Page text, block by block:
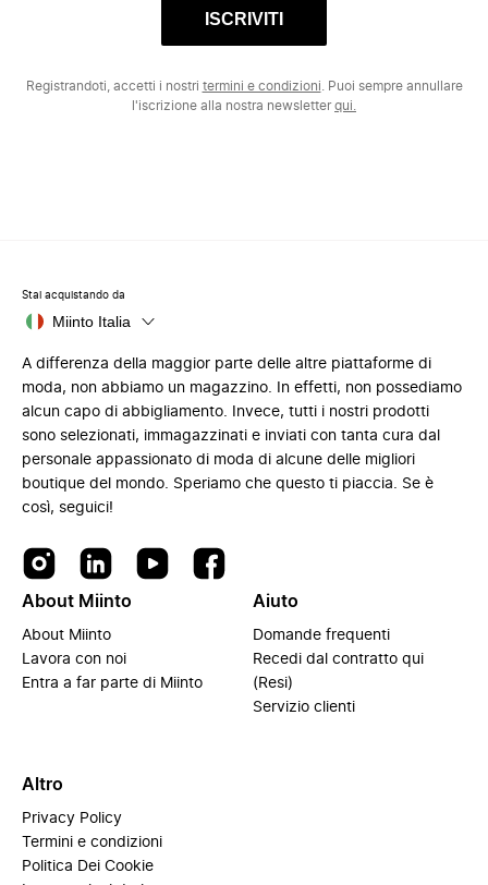
ISCRIVITI
Registrandoti, accetti i nostri termini e condizioni . Puoi sempre annullare
l'iscrizione alla nostra newsletterqui.
Stai acquistando da
Miinto Italia
A differenza della maggior parte delle altre piattaforme di
moda, non abbiamo un magazzino. In effetti, non possediamo
alcun capo di abbigliamento. Invece, tutti i nostri prodotti
sono selezionati, immagazzinati e inviati con tanta cura dal
personale appassionato di moda di alcune delle migliori
boutique del mondo. Speriamo che questo ti piaccia. Se è
così, seguici!
About Miinto
About Miinto
Lavora con noi
Entra a far parte di Miinto
Aiuto
Domande frequenti
Recedi dal contratto qui
(Resi)
Servizio clienti
Altro
Privacy Policy
Termini e condizioni
Politica Dei Cookie